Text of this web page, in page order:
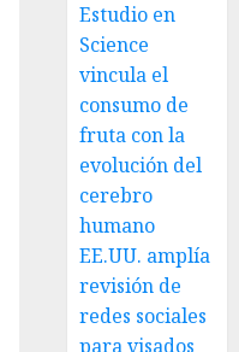
Estudio en
Science
vincula el
consumo de
fruta con la
evolución del
cerebro
humano
EE.UU. amplía
revisión de
redes sociales
para visados